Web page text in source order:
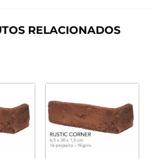
RELACIONADOS